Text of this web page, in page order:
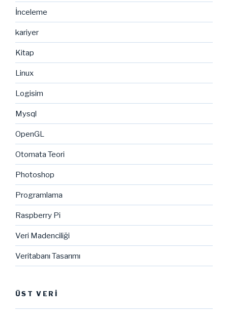
İnceleme
kariyer
Kitap
Linux
Logisim
Mysql
OpenGL
Otomata Teori
Photoshop
Programlama
Raspberry Pi
Veri Madenciliği
Veritabanı Tasarımı
ÜST VERI